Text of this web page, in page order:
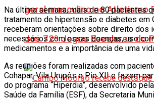
geral masculino no Atletismo
dos 72º Jogos Escolares do
Na última semana, mais de 80 pacientes
tratamento de hipertensão e diabetes em
receberam orientações sobre direito dos
necessários com essas doenças, uso
medicamentos e a importância de uma
As reuniões foram realizadas com
Cohapar, Vila Urupês e Pio XII e fazem
do programa “Hiperdia”, desenvolvido
Saúde da Família (ESF), da Secretaria